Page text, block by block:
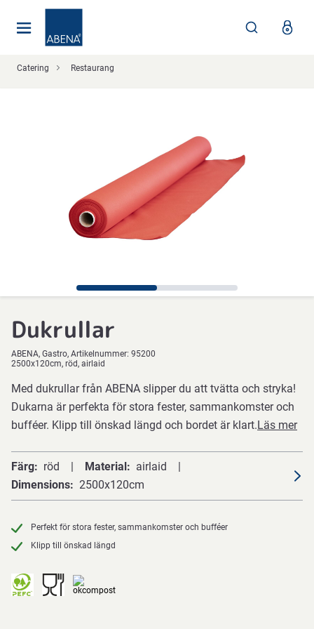
Catering Restaurang
Dukrullar
ABENA Gastro Artikelnummer: 95200
2500x120cm, röd, airlaid
Med dukrullar från ABENA slipper du att tvätta och stryka!
Dukarna är perfekta för stora fester, sammankomster och
bufféer. Klipp till önskad längd och bordet är klart.Läs mer
Färg röd Material
airlaid
Dimensions
2500x120cm
Perfekt för stora fester, sammankomster och bufféer
Klipp till önskad längd